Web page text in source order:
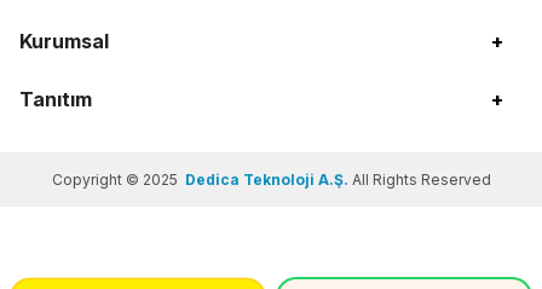
Kurumsal +
Tanıtım +
Copyright © 2025 Dedica Teknoloji A.Ş. All Rights Reserved